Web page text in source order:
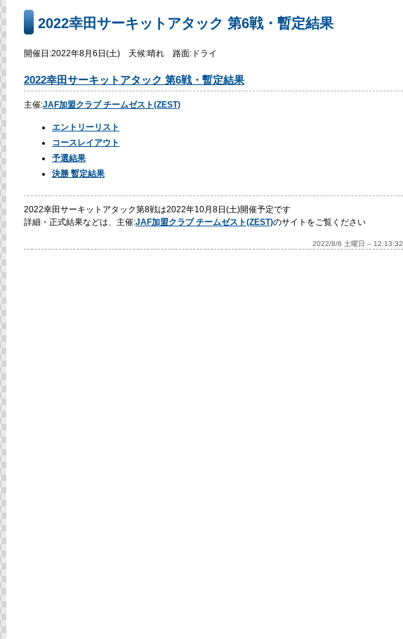
2022幸田サーキットアタック 第6戦・暫定結果
開催日:2022年8月6日(土) 天候:晴れ 路面:ドライ
2022幸田サーキットアタック 第6戦・暫定結果
主催:JAF加盟クラブ チームゼスト(ZEST)
エントリーリスト
コースレイアウト
予選結果
決勝 暫定結果
2022幸田サーキットアタック第8戦は2022年10月8日(土)開催予定です
詳細・正式結果などは、主催:JAF加盟クラブ チームゼスト(ZEST)のサイトをご覧ください
2022/8/6 土曜日 – 12:13:32